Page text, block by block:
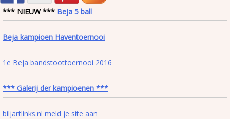
*** NIEUW *** Beja 5 ball
Beja kampioen Haventoernooi
1e Beja bandstoottoernooi 2016
*** Galerij der kampioenen ***
biljartlinks.nl meld je site aan